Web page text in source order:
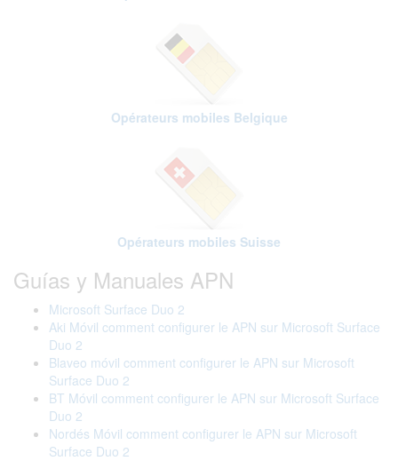
Opérateurs mobiles Belgique
Opérateurs mobiles Suisse
Guías y Manuales APN
Microsoft Surface Duo 2
Aki Móvil comment configurer le APN sur Microsoft Surface
Duo 2
Blaveo móvil comment configurer le APN sur Microsoft
Surface Duo 2
BT Móvil comment configurer le APN sur Microsoft Surface
Duo 2
Nordés Móvil comment configurer le APN sur Microsoft
Surface Duo 2